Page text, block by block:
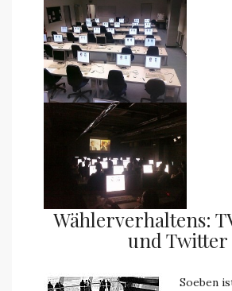
Wählerverhaltens:
und Twitter
Soeben